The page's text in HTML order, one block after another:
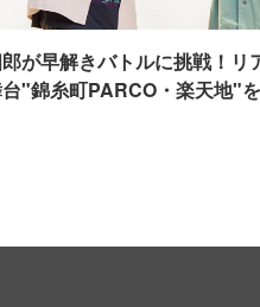
が早解きバトルに挑戦！リ
"錦糸町PARCO・楽天地"を